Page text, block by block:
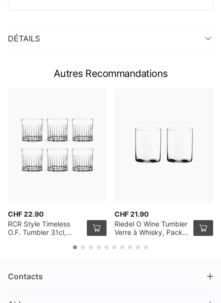
DÉTAILS
Autres Recommandations
CHF 22.90
RCR Style Timeless
O.F. Tumbler 31cl,
CHF 21.90
Riedel O Wine Tumbler
Verre à Whisky, Pack
Contacts